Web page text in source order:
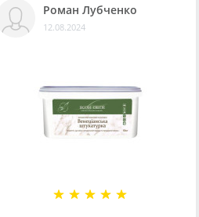
Роман Лубченко
12.08.2024